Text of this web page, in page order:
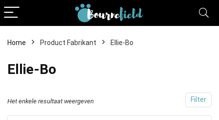
Home Product Fabrikant Ellie-Bo
Ellie-Bo
Filter
Het enkele resultaat weergeven